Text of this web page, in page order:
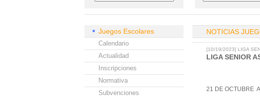
Juegos Escolares
Calendario
Actualidad
Inscripciones
Normativa
Subvenciones
NOTICIAS
[10/19/2023] LIGA
LIGA SENIOR
21 DE OCTUBRE